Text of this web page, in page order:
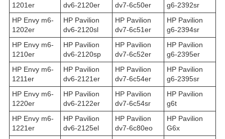
1201er
dv6-2120er
dv7-6c50er
g6-2392sr
HP Envy m6-
1202er
HP Pavilion
dv6-2120sl
HP Pavilion
dv7-6c51er
HP Pavilion
g6-2394sr
HP Envy m6-
1210er
HP Pavilion
dv6-2120sp
HP Pavilion
dv7-6c52er
HP Pavilion
g6-2395er
HP Envy m6-
1211er
HP Pavilion
dv6-2121er
HP Pavilion
dv7-6c54er
HP Pavilion
g6-2395sr
HP Envy m6-
1220er
HP Pavilion
dv6-2122er
HP Pavilion
dv7-6c54sr
HP Pavilion
g6t
HP Envy m6-
1221er
HP Pavilion
dv6-2125el
HP Pavilion
dv7-6c80eo
HP Pavilion
G6x